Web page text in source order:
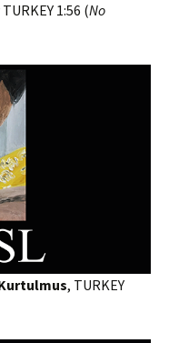
TURKEY 1:56 (No
, TURKEY